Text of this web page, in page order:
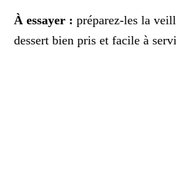
À essayer : préparez-les la
dessert bien pris et facile à